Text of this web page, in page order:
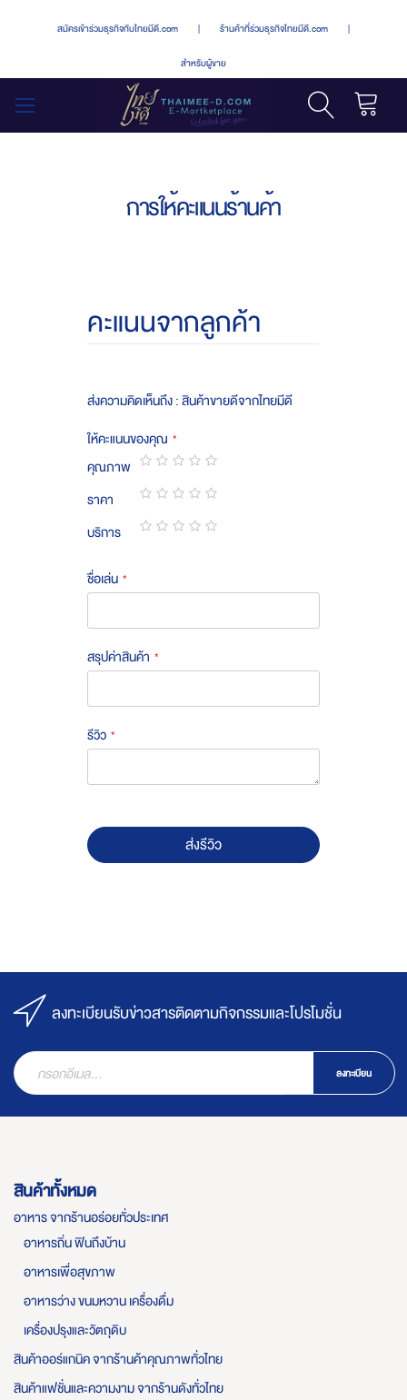
สมัครเข้าร่วมธุรกิจกับไทยมีดี.com | ร้านค้าที่ร่วมธุรกิจไทยมีดี.com |
สำหรับผู้ขาย
การให้คะแนนร้านค้า
คะแนนจากลูกค้า
ส่งความคิดเห็นถึง : สินค้าขายดีจากไทยมีดี
ให้คะแนนของคุณ
คุณภาพ
1
star
2
stars
3
stars
4
stars
5
stars
ราคา
1
star
2
stars
3
stars
4
stars
5
stars
บริการ
ชื่อเล่น
สรุปค่าสินค้า
รีวิว
ส่งรีวิว
ลงทะเบียนรับข่าวสารติดตามกิจกรรมและโปรโมชั่น
ลงทะเบียน
สินค้าทั้งหมด
อาหาร จากร้านอร่อยทั่วประเทศ
อาหารถิ่น ฟินถึงบ้าน
อาหารเพื่อสุขภาพ
อาหารว่าง ขนมหวาน เครื่องดื่ม
เครื่องปรุงและวัตถุดิบ
สินค้าออร์แกนิค จากร้านค้าคุณภาพทั่วไทย
สินค้าแฟชั่นและความงาม จากร้านดังทั่วไทย